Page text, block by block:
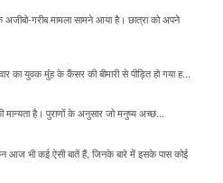
गरीब मामला सामने आया है। छात्रा को अपने
का युवक मुंंह के कैंसर की बीमारी से पीड़ित हो गया ह...
है। पुराणों के अनुसार जो मनुष्य अच्छ...
भी कई ऐसी बातें हैं, जिनके बारे में इसके पास कोई